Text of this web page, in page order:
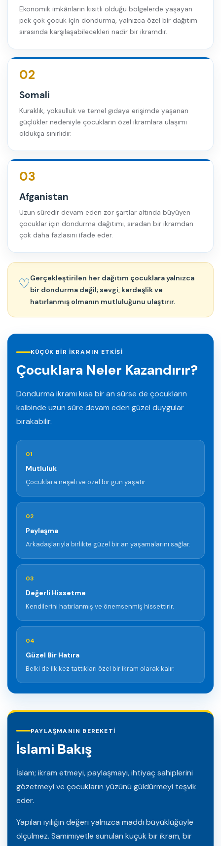
Ekonomik imkânların kısıtlı olduğu bölgelerde yaşayan
pek çok çocuk için dondurma, yalnızca özel bir dağıtım
sırasında karşılaşabilecekleri nadir bir ikramdır.
02
Somali
Kuraklık, yoksulluk ve temel gıdaya erişimde yaşanan
güçlükler nedeniyle çocukların özel ikramlara ulaşımı
oldukça sınırlıdır.
03
Afganistan
Uzun süredir devam eden zor şartlar altında büyüyen
çocuklar için dondurma dağıtımı, sıradan bir ikramdan
çok daha fazlasını ifade eder.
♡Gerçekleştirilen her dağıtım çocuklara yalnızca
bir dondurma değil; sevgi, kardeşlik ve
hatırlanmış olmanın mutluluğunu ulaştırır.
KÜÇÜK BIR İKRAMIN ETKISI
Çocuklara Neler Kazandırır?
Dondurma ikramı kısa bir an sürse de çocukların
kalbinde uzun süre devam eden güzel duygular
bırakabilir.
01
Mutluluk
Çocuklara neşeli ve özel bir gün yaşatır.
02
Paylaşma
Arkadaşlarıyla birlikte güzel bir an yaşamalarını sağlar.
03
Değerli Hissetme
Kendilerini hatırlanmış ve önemsenmiş hissettirir.
04
Güzel Bir Hatıra
Belki de ilk kez tattıkları özel bir ikram olarak kalır.
PAYLAŞMANIN BEREKETI
İslami Bakış
İslam; ikram etmeyi, paylaşmayı, ihtiyaç sahiplerini
gözetmeyi ve çocukların yüzünü güldürmeyi teşvik
eder.
Yapılan iyiliğin değeri yalnızca maddi büyüklüğüyle
ölçülmez. Samimiyetle sunulan küçük bir ikram, bir